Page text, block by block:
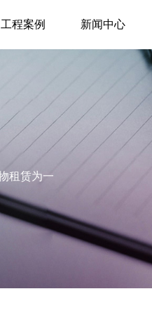
工程案例 新闻中心
租赁为一